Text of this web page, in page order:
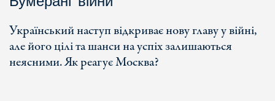
Український наступ відкриває нову главу у війні,
але його цілі та шанси на успіх залишаються
неясними. Як реагує Москва?